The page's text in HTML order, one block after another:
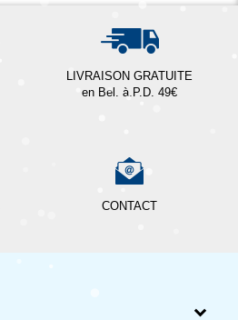
LIVRAISON GRATUITE
en Bel. à.P.D. 49€
CONTACT